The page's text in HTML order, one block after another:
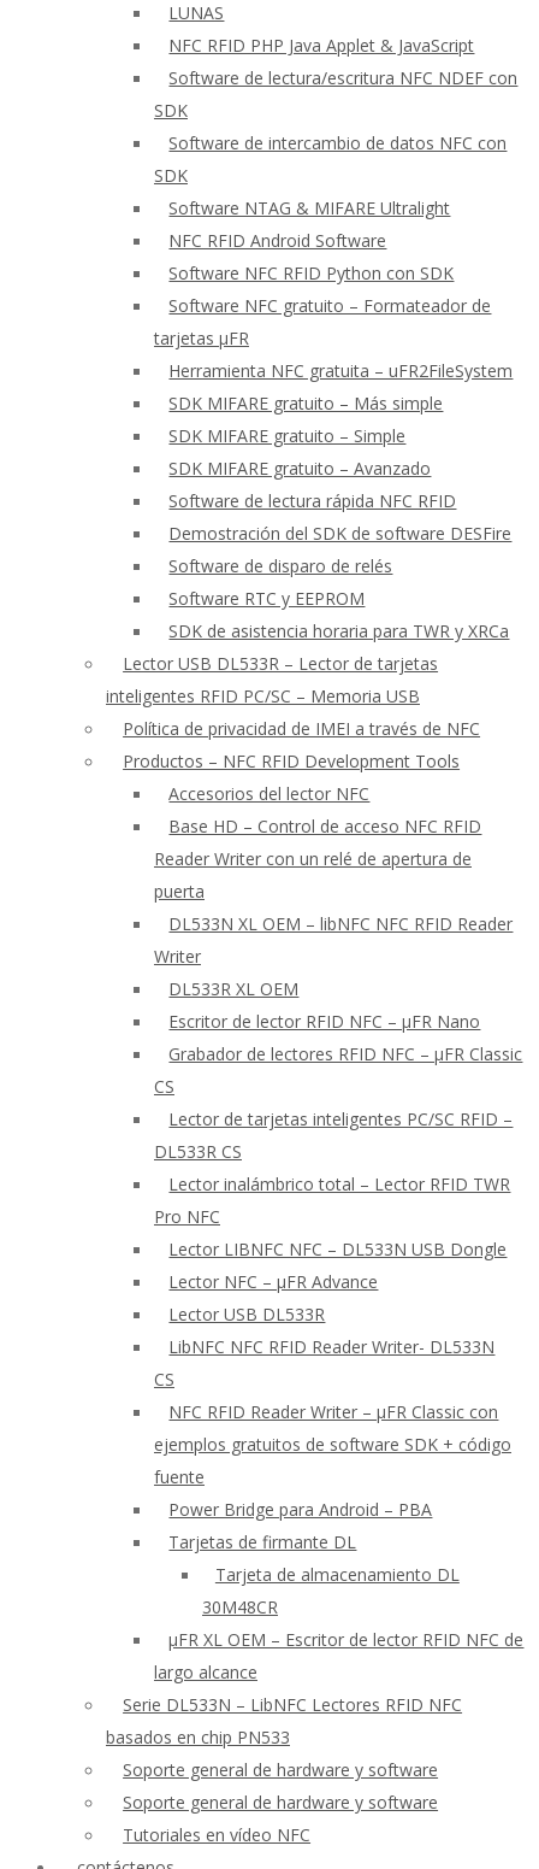
LUNAS
NFC RFID PHP Java Applet & JavaScript
Software de lectura/escritura NFC NDEF con
SDK
Software de intercambio de datos NFC con
SDK
Software NTAG & MIFARE Ultralight
NFC RFID Android Software
Software NFC RFID Python con SDK
Software NFC gratuito – Formateador de
tarjetas μFR
Herramienta NFC gratuita – uFR2FileSystem
SDK MIFARE gratuito – Más simple
SDK MIFARE gratuito – Simple
SDK MIFARE gratuito – Avanzado
Software de lectura rápida NFC RFID
Demostración del SDK de software DESFire
Software de disparo de relés
Software RTC y EEPROM
SDK de asistencia horaria para TWR y XRCa
Lector USB DL533R – Lector de tarjetas
inteligentes RFID PC/SC – Memoria USB
Política de privacidad de IMEI a través de NFC
Productos – NFC RFID Development Tools
Accesorios del lector NFC
Base HD – Control de acceso NFC RFID
Reader Writer con un relé de apertura de
puerta
DL533N XL OEM – libNFC NFC RFID Reader
Writer
DL533R XL OEM
Escritor de lector RFID NFC – μFR Nano
Grabador de lectores RFID NFC – μFR Classic
CS
Lector de tarjetas inteligentes PC/SC RFID –
DL533R CS
Lector inalámbrico total – Lector RFID TWR
Pro NFC
Lector LIBNFC NFC – DL533N USB Dongle
Lector NFC – μFR Advance
Lector USB DL533R
LibNFC NFC RFID Reader Writer- DL533N
CS
NFC RFID Reader Writer – μFR Classic con
ejemplos gratuitos de software SDK + código
fuente
Power Bridge para Android – PBA
Tarjetas de firmante DL
Tarjeta de almacenamiento DL
30M48CR
μFR XL OEM – Escritor de lector RFID NFC de
largo alcance
Serie DL533N – LibNFC Lectores RFID NFC
basados en chip PN533
Soporte general de hardware y software
Soporte general de hardware y software
Tutoriales en vídeo NFC